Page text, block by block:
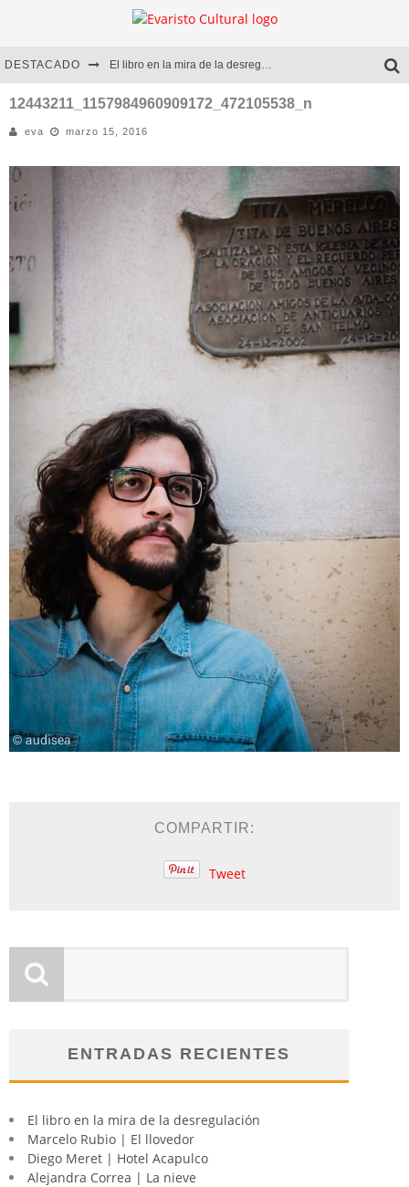
DESTACADO El libro en la mira de la desregulación
Marcelo Rubio | El llovedor
Diego Meret | Hotel Acapulco
Alejandra Correa | La nieve
12443211_1157984960909172_472105538_n
eva marzo 15, 2016
COMPARTIR:
Tweet
ENTRADAS RECIENTES
El libro en la mira de la desregulación
Marcelo Rubio | El llovedor
Diego Meret | Hotel Acapulco
Alejandra Correa | La nieve